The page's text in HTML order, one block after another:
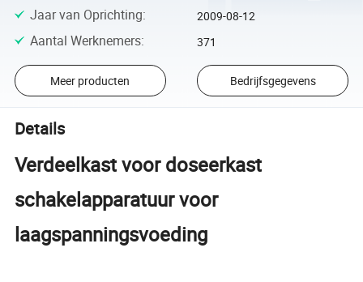
Jaar van Oprichting: 2009-08-12
Aantal Werknemers: 371
Meer producten Bedrijfsgegevens
Details
Verdeelkast voor doseerkast
schakelapparatuur voor
laagspanningsvoeding